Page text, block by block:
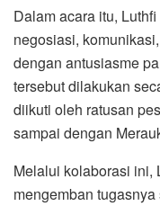
Dalam acara itu,
negosiasi,
dengan antusiasme
tersebut dilakukan
diikuti oleh ratusan
sampai dengan
Melalui kolaborasi ini,
mengemban